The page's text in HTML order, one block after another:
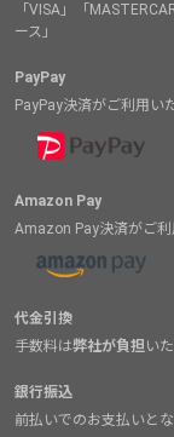
「VISA」「
ース」
PayPay
PayPay決済がご利用い
Amazon Pay
Amazon Pay決済がご利
代金引換
手数料は弊社が負担 い
銀行振込
前払いでのお支払いとな